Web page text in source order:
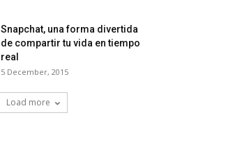
Snapchat, una forma divertida
de compartir tu vida en tiempo
real
5 December, 2015
Load more